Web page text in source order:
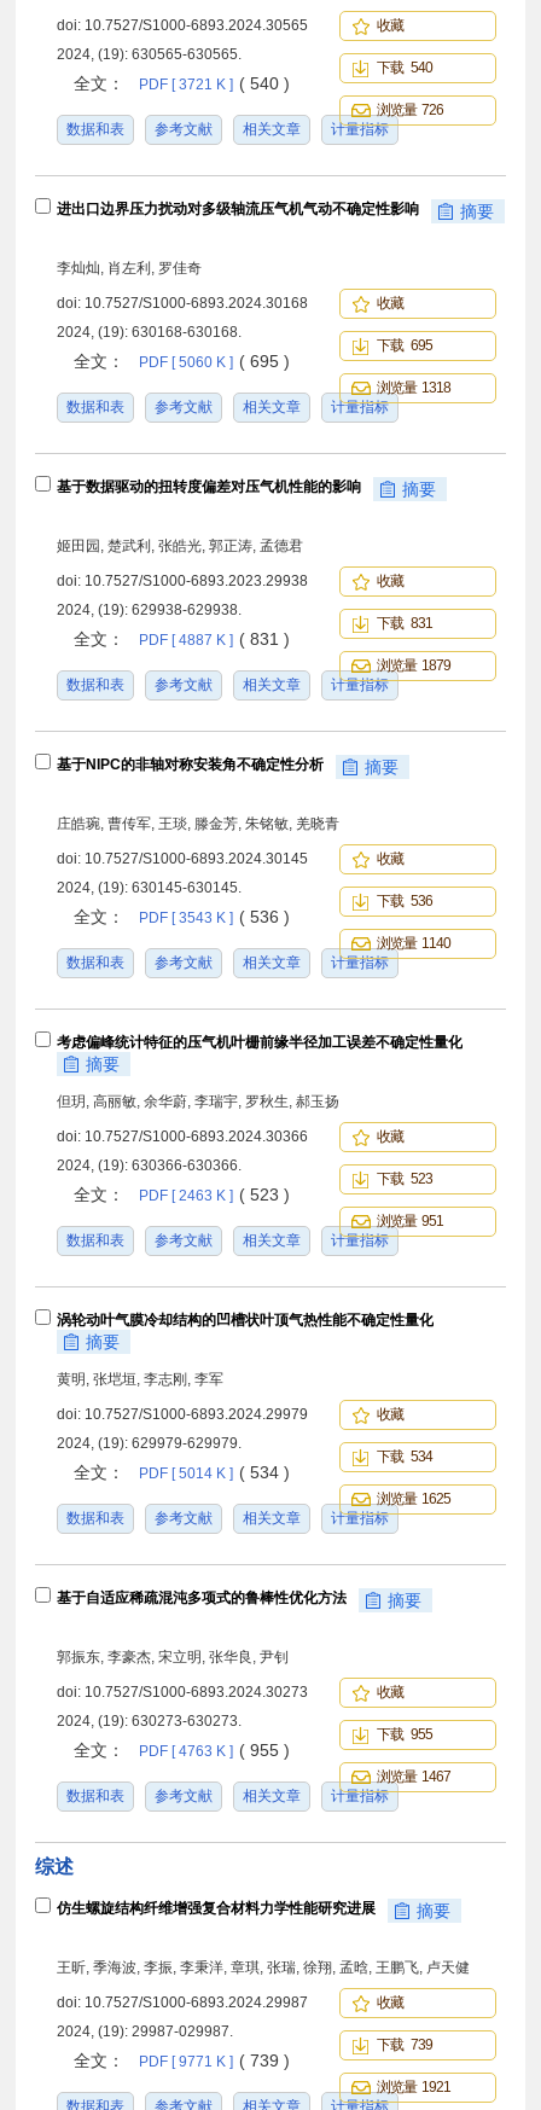
doi: 10.7527/S1000-6893.2024.30565
2024, (19): 630565-630565.
全文： PDF [ 3721 K ] ( 540 )
数据和表 参考文献 相关文章 计量指标
收藏
下载 540
浏览量 726
进出口边界压力扰动对多级轴流压气机气动不确定性影响 摘要
李灿灿, 肖左利, 罗佳奇
doi: 10.7527/S1000-6893.2024.30168
2024, (19): 630168-630168.
全文： PDF [ 5060 K ] ( 695 )
数据和表 参考文献 相关文章 计量指标
收藏
下载 695
浏览量 1318
基于数据驱动的扭转度偏差对压气机性能的影响 摘要
姬田园, 楚武利, 张皓光, 郭正涛, 孟德君
doi: 10.7527/S1000-6893.2023.29938
2024, (19): 629938-629938.
全文： PDF [ 4887 K ] ( 831 )
数据和表 参考文献 相关文章 计量指标
收藏
下载 831
浏览量 1879
基于NIPC的非轴对称安装角不确定性分析 摘要
庄皓琬, 曹传军, 王琰, 滕金芳, 朱铭敏, 羌晓青
doi: 10.7527/S1000-6893.2024.30145
2024, (19): 630145-630145.
全文： PDF [ 3543 K ] ( 536 )
数据和表 参考文献 相关文章 计量指标
收藏
下载 536
浏览量 1140
考虑偏峰统计特征的压气机叶栅前缘半径加工误差不确定性量化
摘要
但玥, 高丽敏, 余华蔚, 李瑞宇, 罗秋生, 郝玉扬
doi: 10.7527/S1000-6893.2024.30366
2024, (19): 630366-630366.
全文： PDF [ 2463 K ] ( 523 )
数据和表 参考文献 相关文章 计量指标
收藏
下载 523
浏览量 951
涡轮动叶气膜冷却结构的凹槽状叶顶气热性能不确定性量化
摘要
黄明, 张垲垣, 李志刚, 李军
doi: 10.7527/S1000-6893.2024.29979
2024, (19): 629979-629979.
全文： PDF [ 5014 K ] ( 534 )
数据和表 参考文献 相关文章 计量指标
收藏
下载 534
浏览量 1625
基于自适应稀疏混沌多项式的鲁棒性优化方法 摘要
郭振东, 李豪杰, 宋立明, 张华良, 尹钊
doi: 10.7527/S1000-6893.2024.30273
2024, (19): 630273-630273.
全文： PDF [ 4763 K ] ( 955 )
数据和表 参考文献 相关文章 计量指标
收藏
下载 955
浏览量 1467
综述
仿生螺旋结构纤维增强复合材料力学性能研究进展 摘要
王昕, 季海波, 李振, 李秉洋, 章琪, 张瑞, 徐翔, 孟晗, 王鹏飞, 卢天健
doi: 10.7527/S1000-6893.2024.29987
2024, (19): 29987-029987.
全文： PDF [ 9771 K ] ( 739 )
数据和表 参考文献 相关文章 计量指标
收藏
下载 739
浏览量 1921